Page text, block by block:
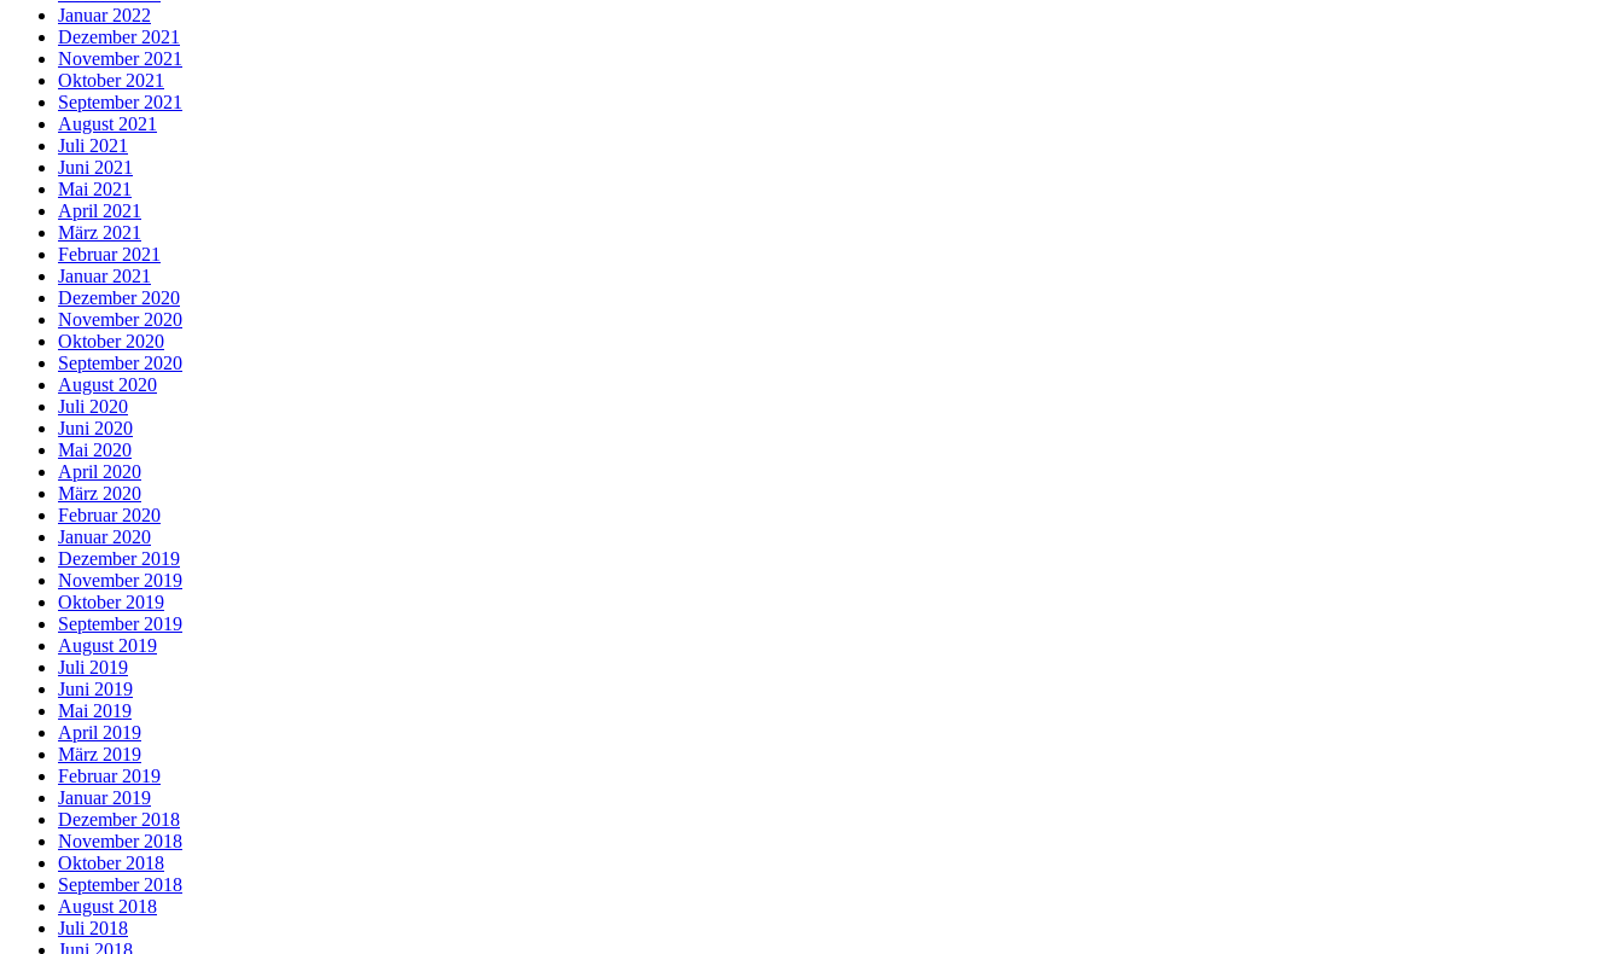
Januar 2022
Dezember 2021
November 2021
Oktober 2021
September 2021
August 2021
Juli 2021
Juni 2021
Mai 2021
April 2021
März 2021
Februar 2021
Januar 2021
Dezember 2020
November 2020
Oktober 2020
September 2020
August 2020
Juli 2020
Juni 2020
Mai 2020
April 2020
März 2020
Februar 2020
Januar 2020
Dezember 2019
November 2019
Oktober 2019
September 2019
August 2019
Juli 2019
Juni 2019
Mai 2019
April 2019
März 2019
Februar 2019
Januar 2019
Dezember 2018
November 2018
Oktober 2018
September 2018
August 2018
Juli 2018
Juni 2018